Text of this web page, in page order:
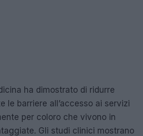
ha dimostrato di ridurre
le barriere all’accesso ai servizi
per coloro che vivono in
Gli studi clinici mostrano